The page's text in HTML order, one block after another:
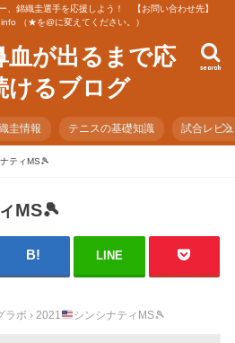
、錦織圭選手を応援しよう！ 【お問い合わせ先】
（★を@に変えてください。）
血が出るまで応
けるブログ
search
圭情報 テニスの基礎知識 試合レビ
ティMS🎾
MS🎾
LINE
ラボ › 2021 シンシナティMS🎾